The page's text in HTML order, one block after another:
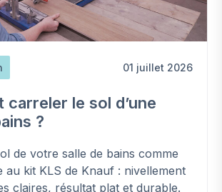
01 juillet 2026
carreler le sol d’une
?
de votre salle de bains comme
au kit KLS de Knauf : nivellement
claires, résultat plat et durable.